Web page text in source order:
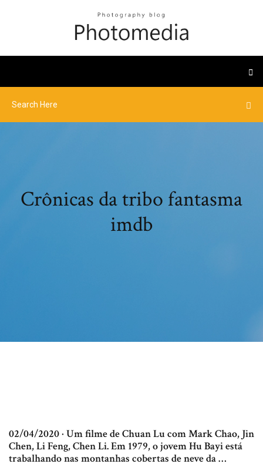
Crônicas da tribo fantasma
imdb
02/04/2020 · Um filme de Chuan Lu com Mark Chao, Jin
Chen, Li Feng, Chen Li. Em 1979, o jovem Hu Bayi está
trabalhando nas montanhas cobertas de neve da …